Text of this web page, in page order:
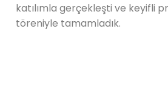
katılımla gerçekleşti ve keyifli
töreniyle tamamladık.